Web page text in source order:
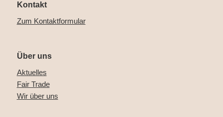
Kontakt
Zum Kontaktformular
Über uns
Aktuelles
Fair Trade
Wir über uns